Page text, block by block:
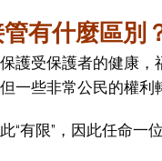
有什麼區別
護受保護者的健康
一些非常公民的權利
“有限”，因此任命